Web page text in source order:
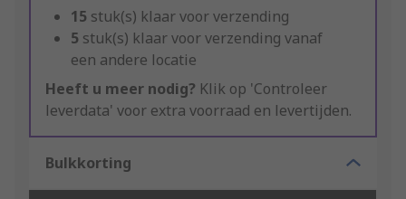
15 stuk(s) klaar voor verzending
5 stuk(s) klaar voor verzending vanaf
een andere locatie
Heeft u meer nodig? Klik op 'Controleer
leverdata' voor extra voorraad en levertijden.
Bulkkorting